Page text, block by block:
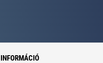
INFORMÁCIÓ